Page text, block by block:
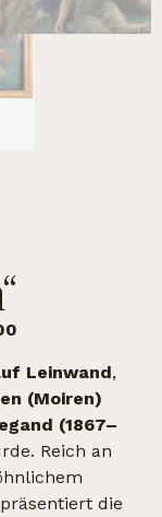
Leinwand,
(Moiren)
(1867–
Reich an
die